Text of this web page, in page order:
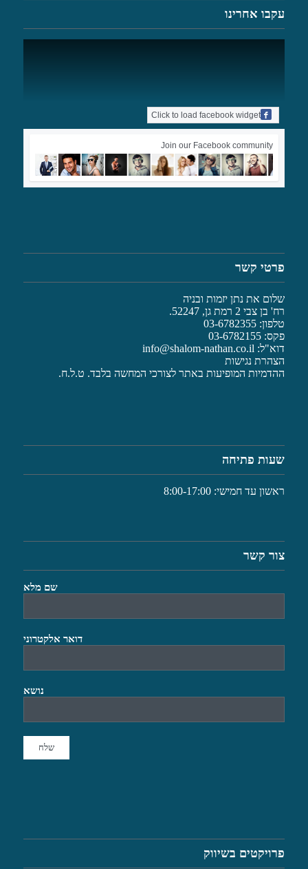
עקבו אחרינו
Click to load facebook widget
Join our Facebook community
פרטי קשר
שלום את נתן יזמות ובניה
רח' בן צבי 2 רמת גן, 52247.
טלפון: 03-6782355
פקס: 03-6782155
דוא"ל: info@shalom-nathan.co.il
הצהרת נגישות
ההדמיות המופיעות באתר לצורכי המחשה בלבד. ט.ל.ח.
שעות פתיחה
ראשון עד חמישי: 8:00-17:00
צור קשר
שם מלא
דואר אלקטרוני
נושא
פרויקטים בשיווק